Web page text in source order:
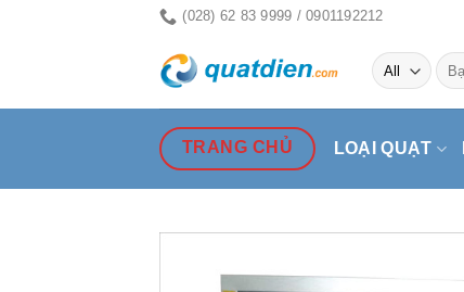
(028) 62 83 9999 / 0901192212
Tìm
kiếm:
TRANG CHỦ LOẠI QUẠT